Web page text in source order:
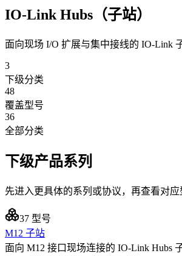
IO-Link Hubs（子站）
面向现场 I/O 扩展与集中接线的 IO-Link
3
下级分类
48
覆盖型号
36
全部分类
下级产品系列
先进入更具体的系列或协议，再查看对应
37 型号
M12 子站
面向 M12 接口现场连接的 IO-Link Hubs